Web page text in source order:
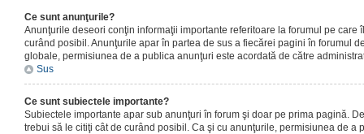
Ce sunt anunţurile?
Anunţurile deseori conţin informaţii importante referitoare la forumul pe care
curând posibil. Anunţurile apar în partea de sus a fiecărei pagini în forumul
globale, permisiunea de a publica anunţuri este acordată de către
Sus
Ce sunt subiectele importante?
Subiectele importante apar sub anunţuri în forum şi doar pe prima pagină.
trebui să le citiţi cât de curând posibil. Ca şi cu anunţurile, permisiunea de a